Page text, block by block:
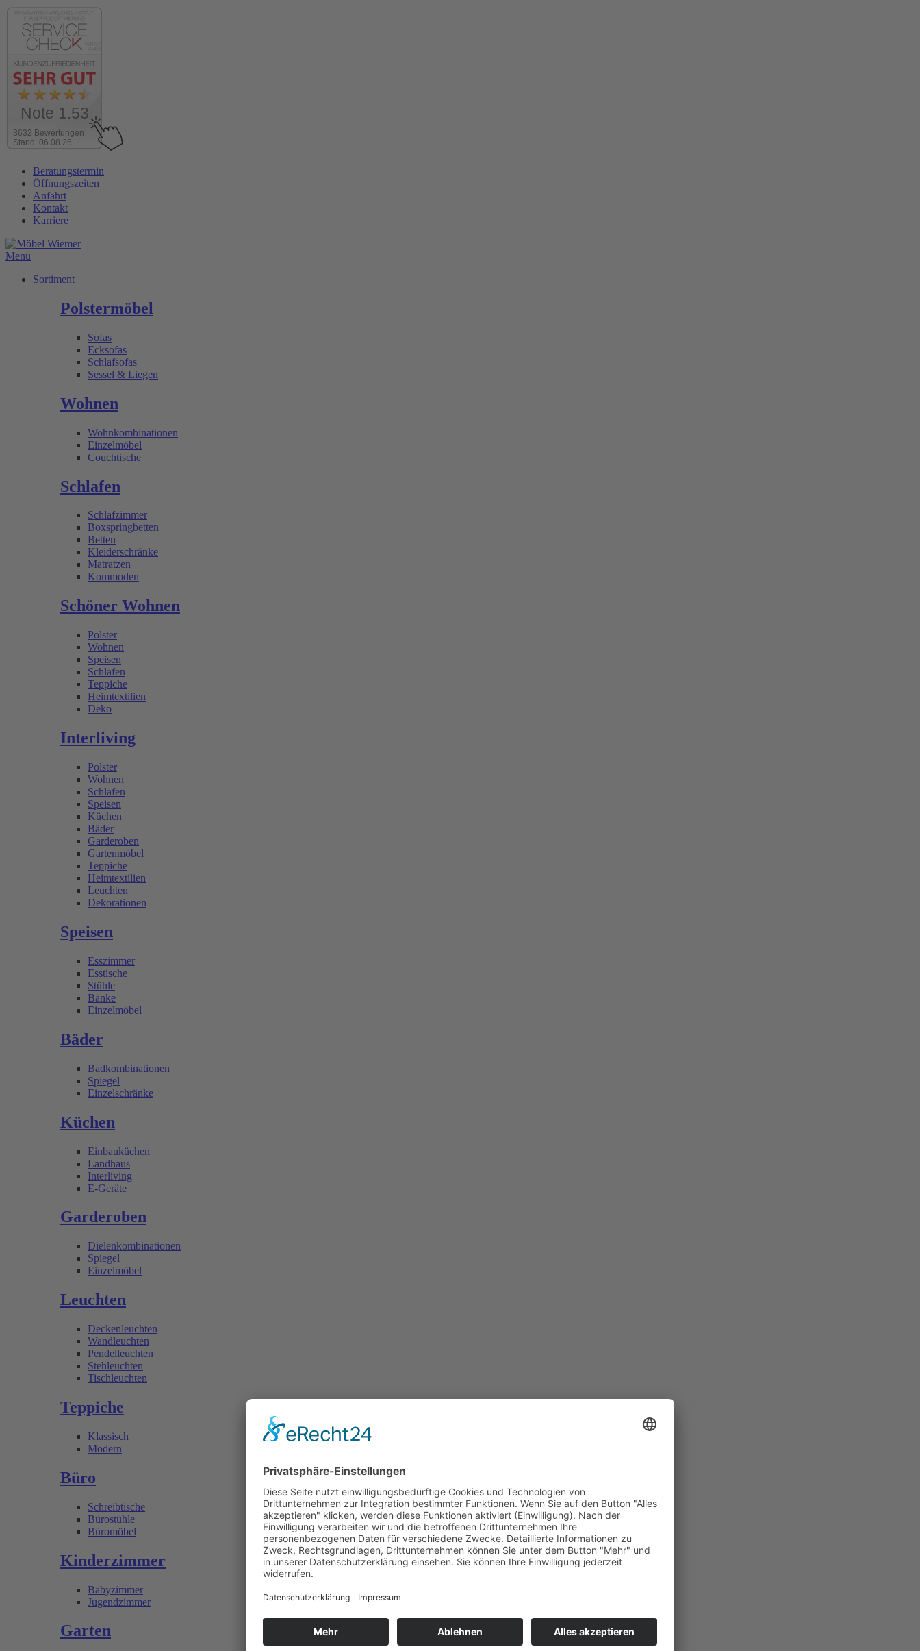
3632 Bewertungen
Stand: 06.08.26
Note 1.53
Inhalt
wechseln
Beratungstermin
Öffnungszeiten
Anfahrt
Kontakt
Karriere
Menü
Sortiment
Polstermöbel
Sofas
Ecksofas
Schlafsofas
Sessel & Liegen
Wohnen
Wohnkombinationen
Einzelmöbel
Couchtische
Schlafen
Schlafzimmer
Boxspringbetten
Betten
Kleiderschränke
Matratzen
Kommoden
Schöner Wohnen
Polster
Wohnen
Speisen
Schlafen
Teppiche
Heimtextilien
Deko
Interliving
Polster
Wohnen
Schlafen
Speisen
Küchen
Bäder
Garderoben
Gartenmöbel
Teppiche
Heimtextilien
Leuchten
Dekorationen
Speisen
Esszimmer
Esstische
Stühle
Bänke
Einzelmöbel
Bäder
Badkombinationen
Spiegel
Einzelschränke
Küchen
Einbauküchen
Landhaus
Interliving
E-Geräte
Garderoben
Dielenkombinationen
Spiegel
Einzelmöbel
Leuchten
Deckenleuchten
Wandleuchten
Pendelleuchten
Stehleuchten
Tischleuchten
Teppiche
Klassisch
Modern
Büro
Schreibtische
Bürostühle
Büromöbel
Kinderzimmer
Babyzimmer
Jugendzimmer
Garten